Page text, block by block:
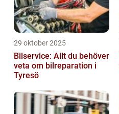
29 oktober 2025
Bilservice: Allt du behöver
veta om bilreparation i
Tyresö